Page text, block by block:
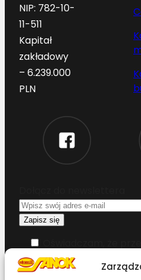
NIP: 782-10-
11-511
Kapitał
zakładowy
– 6.239.000
PLN
warunki korzystania z